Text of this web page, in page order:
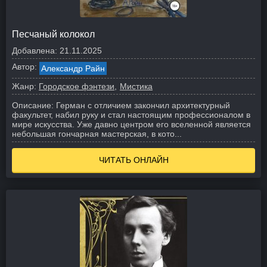
Песчаный колокол
Добавлена: 21.11.2025
Автор: Александр Райн
Жанр: Городское фэнтези
Мистика
Описание: Герман с отличием закончил архитектурный
факультет, набил руку и стал настоящим профессионалом в
мире искусства. Уже давно центром его вселенной является
небольшая гончарная мастерская, в кото...
ЧИТАТЬ ОНЛАЙН